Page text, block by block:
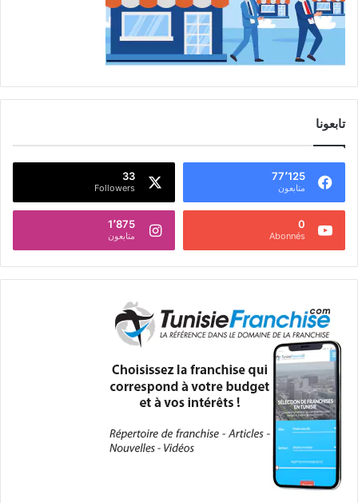
تابعونا
77٬125
متابعون
33
Followers
0
Abonnés
1٬875
متابعون